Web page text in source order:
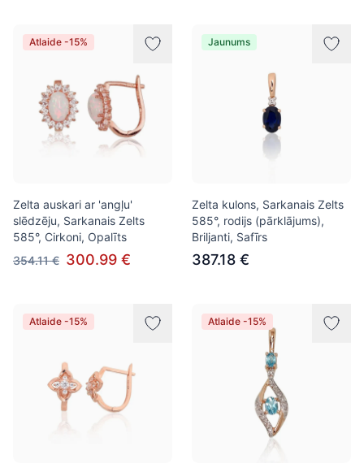
Atlaide -15%
Zelta auskari ar 'angļu'
slēdzēju, Sarkanais Zelts
585°, Cirkoni, Opalīts
354.11 € 300.99 €
Jaunums
Zelta kulons, Sarkanais Zelts
585°, rodijs (pārklājums),
Briljanti, Safīrs
387.18 €
Atlaide -15% Atlaide -15%